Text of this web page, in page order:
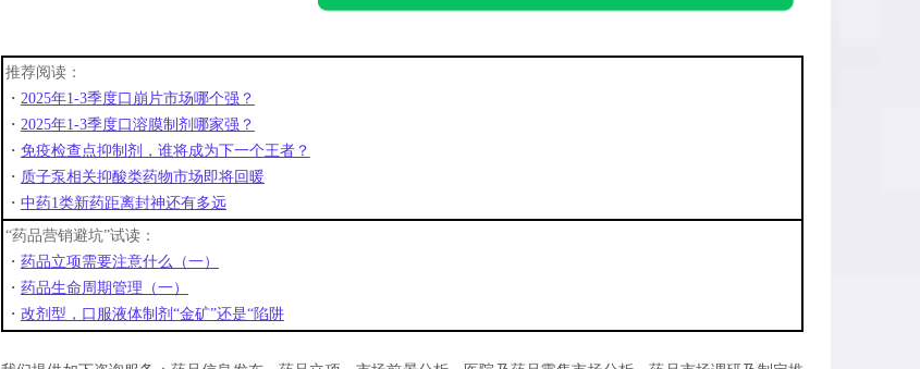
推荐阅读：
・ 2025年1-3季度口崩片市场哪个强？
・ 2025年1-3季度口溶膜制剂哪家强？
・ 免疫检查点抑制剂，谁将成为下一个王者？
・ 质子泵相关抑酸类药物市场即将回暖
・ 中药1类新药距离封神还有多远
“药品营销避坑”试读：
・ 药品立项需要注意什么（一）
・ 药品生命周期管理（一）
・ 改剂型，口服液体制剂“金矿”还是“陷阱